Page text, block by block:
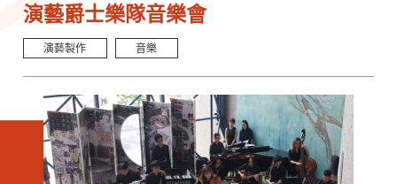
演藝爵士樂隊音樂會
演藝製作 音樂